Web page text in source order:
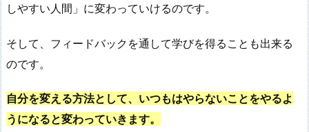
しやすい人間」に変わっていけるのです。
そして、フィードバックを通して学びを得ることも出来る
のです。
自分を変える方法として、いつもはやらないことをやるよ
うになると変わっていきます。